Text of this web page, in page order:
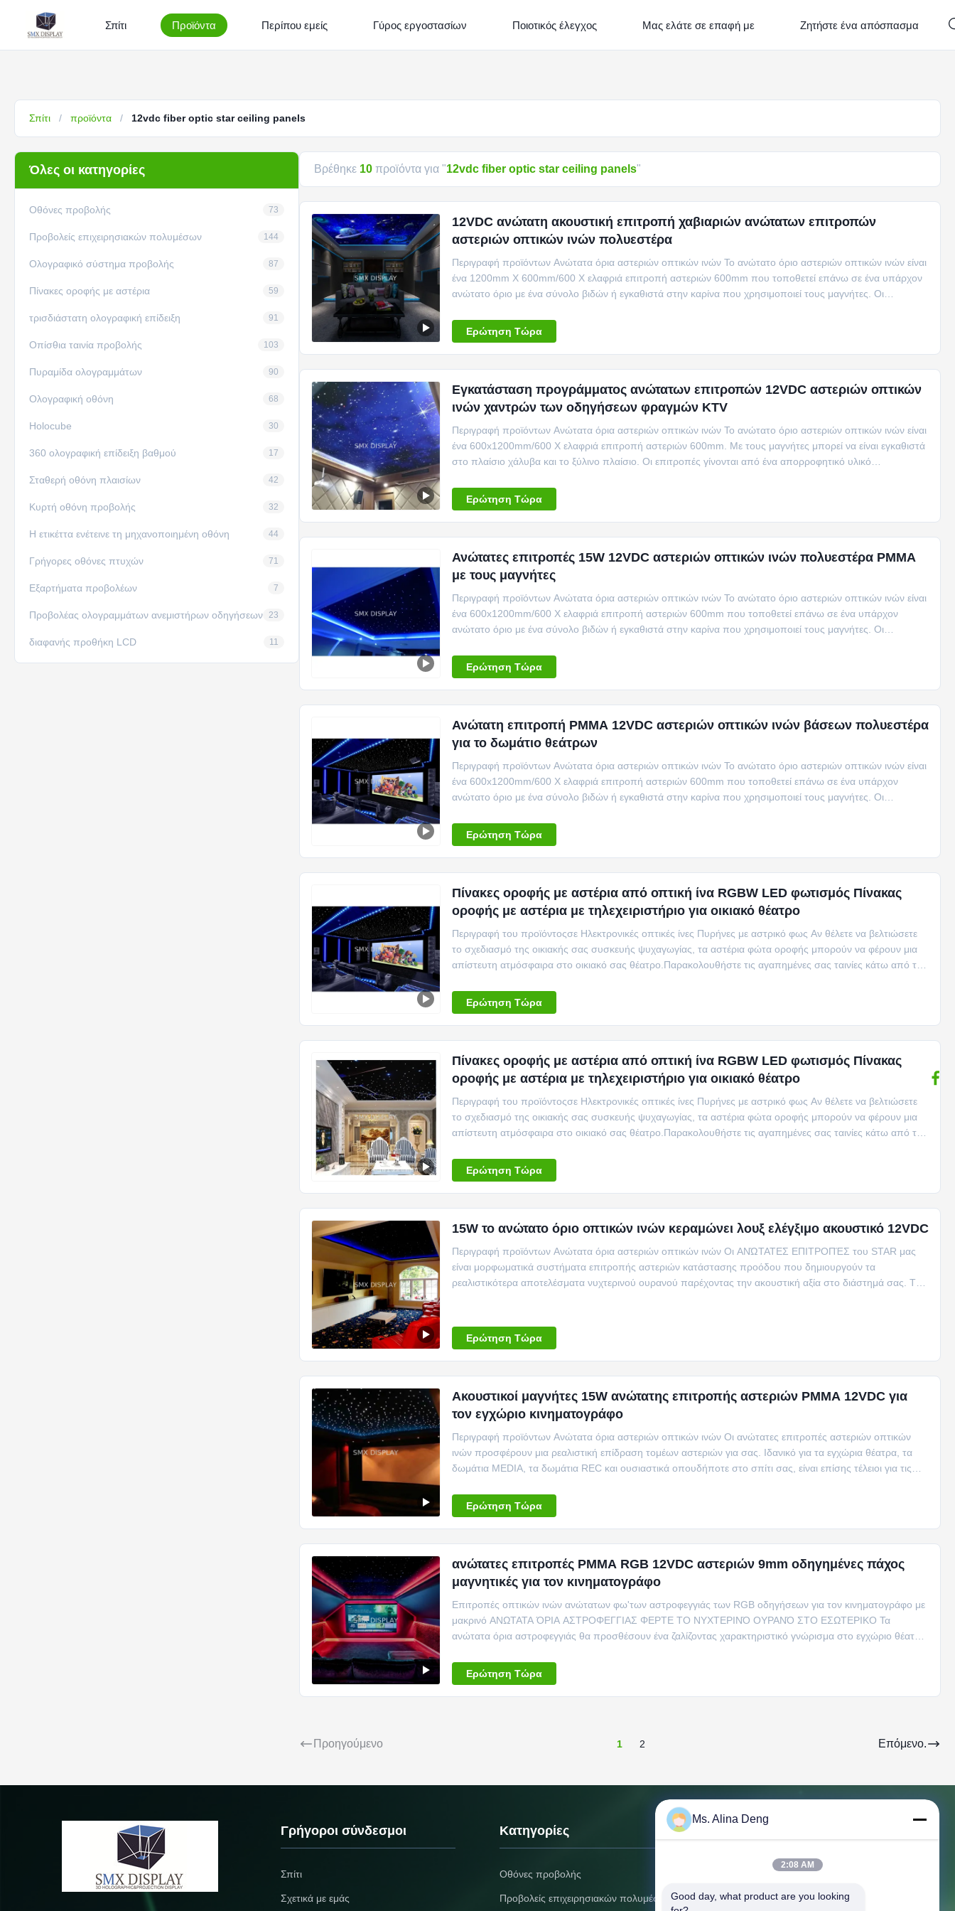
Σπίτι Προϊόντα Περίπου εμείς Γύρος εργοστασίων Ποιοτικός έλεγχος Μας ελάτε σε επαφή με Ζητήστε ένα απόσπασμα
Σπίτι / προϊόντα / 12vdc fiber optic star ceiling panels
Όλες οι κατηγορίες
Οθόνες προβολής 73
Προβολείς επιχειρησιακών πολυμέσων 144
Ολογραφικό σύστημα προβολής 87
Πίνακες οροφής με αστέρια 59
τρισδιάστατη ολογραφική επίδειξη 91
Οπίσθια ταινία προβολής 103
Πυραμίδα ολογραμμάτων 90
Ολογραφική οθόνη 68
Holocube 30
360 ολογραφική επίδειξη βαθμού 17
Σταθερή οθόνη πλαισίων 42
Κυρτή οθόνη προβολής 32
Η ετικέττα ενέτεινε τη μηχανοποιημένη οθόνη 44
Γρήγορες οθόνες πτυχών 71
Εξαρτήματα προβολέων 7
Προβολέας ολογραμμάτων ανεμιστήρων οδηγήσεων 23
διαφανής προθήκη LCD 11
Βρέθηκε 10 προϊόντα για "12vdc fiber optic star ceiling panels"
12VDC ανώτατη ακουστική επιτροπή χαβιαριών ανώτατων επιτροπών
αστεριών οπτικών ινών πολυεστέρα
Περιγραφή προϊόντων Ανώτατα όρια αστεριών οπτικών ινών Το ανώτατο όριο αστεριών οπτικών ινών είναι
ένα 1200mm Χ 600mm/600 Χ ελαφριά επιτροπή αστεριών 600mm που τοποθετεί επάνω σε ένα υπάρχον
ανώτατο όριο με ένα σύνολο βιδών ή εγκαθιστά στην καρίνα που χρησιμοποιεί τους μαγνήτες. Οι
Ερώτηση Τώρα
Εγκατάσταση προγράμματος ανώτατων επιτροπών 12VDC αστεριών οπτικών
ινών χαντρών των οδηγήσεων φραγμών KTV
Περιγραφή προϊόντων Ανώτατα όρια αστεριών οπτικών ινών Το ανώτατο όριο αστεριών οπτικών ινών είναι
ένα 600x1200mm/600 Χ ελαφριά επιτροπή αστεριών 600mm. Με τους μαγνήτες μπορεί να είναι εγκαθιστά
στο πλαίσιο χάλυβα και το ξύλινο πλαίσιο. Οι επιτροπές γίνονται από ένα απορροφητικό υλικό
Ερώτηση Τώρα
Ανώτατες επιτροπές 15W 12VDC αστεριών οπτικών ινών πολυεστέρα PMMA
με τους μαγνήτες
Περιγραφή προϊόντων Ανώτατα όρια αστεριών οπτικών ινών Το ανώτατο όριο αστεριών οπτικών ινών είναι
ένα 600x1200mm/600 Χ ελαφριά επιτροπή αστεριών 600mm που τοποθετεί επάνω σε ένα υπάρχον
ανώτατο όριο με ένα σύνολο βιδών ή εγκαθιστά στην καρίνα που χρησιμοποιεί τους μαγνήτες. Οι
Ερώτηση Τώρα
Ανώτατη επιτροπή PMMA 12VDC αστεριών οπτικών ινών βάσεων πολυεστέρα
για το δωμάτιο θεάτρων
Περιγραφή προϊόντων Ανώτατα όρια αστεριών οπτικών ινών Το ανώτατο όριο αστεριών οπτικών ινών είναι
ένα 600x1200mm/600 Χ ελαφριά επιτροπή αστεριών 600mm που τοποθετεί επάνω σε ένα υπάρχον
ανώτατο όριο με ένα σύνολο βιδών ή εγκαθιστά στην καρίνα που χρησιμοποιεί τους μαγνήτες. Οι
Ερώτηση Τώρα
Πίνακες οροφής με αστέρια από οπτική ίνα RGBW LED φωτισμός Πίνακας
οροφής με αστέρια με τηλεχειριστήριο για οικιακό θέατρο
Περιγραφή του προϊόντοςσε Ηλεκτρονικές οπτικές ίνες Πυρήνες με αστρικό φως Αν θέλετε να βελτιώσετε
το σχεδιασμό της οικιακής σας συσκευής ψυχαγωγίας, τα αστέρια φώτα οροφής μπορούν να φέρουν μια
απίστευτη ατμόσφαιρα στο οικιακό σας θέατρο.Παρακολουθήστε τις αγαπημένες σας ταινίες κάτω από τον
Ερώτηση Τώρα
Πίνακες οροφής με αστέρια από οπτική ίνα RGBW LED φωτισμός Πίνακας
οροφής με αστέρια με τηλεχειριστήριο για οικιακό θέατρο
Περιγραφή του προϊόντοςσε Ηλεκτρονικές οπτικές ίνες Πυρήνες με αστρικό φως Αν θέλετε να βελτιώσετε
το σχεδιασμό της οικιακής σας συσκευής ψυχαγωγίας, τα αστέρια φώτα οροφής μπορούν να φέρουν μια
απίστευτη ατμόσφαιρα στο οικιακό σας θέατρο.Παρακολουθήστε τις αγαπημένες σας ταινίες κάτω από τον
Ερώτηση Τώρα
15W το ανώτατο όριο οπτικών ινών κεραμώνει λουξ ελέγξιμο ακουστικό 12VDC
Περιγραφή προϊόντων Ανώτατα όρια αστεριών οπτικών ινών Οι ΑΝΏΤΑΤΕΣ ΕΠΙΤΡΟΠΈΣ του STAR μας
είναι μορφωματικά συστήματα επιτροπής αστεριών κατάστασης προόδου που δημιουργούν τα
ρεαλιστικότερα αποτελέσματα νυχτερινού ουρανού παρέχοντας την ακουστική αξία στο διάστημά σας. Το
Ερώτηση Τώρα
Ακουστικοί μαγνήτες 15W ανώτατης επιτροπής αστεριών PMMA 12VDC για
τον εγχώριο κινηματογράφο
Περιγραφή προϊόντων Ανώτατα όρια αστεριών οπτικών ινών Οι ανώτατες επιτροπές αστεριών οπτικών
ινών προσφέρουν μια ρεαλιστική επίδραση τομέων αστεριών για σας. Ιδανικό για τα εγχώρια θέατρα, τα
δωμάτια MEDIA, τα δωμάτια REC και ουσιαστικά οπουδήποτε στο σπίτι σας, είναι επίσης τέλειοι για τις
Ερώτηση Τώρα
ανώτατες επιτροπές PMMA RGB 12VDC αστεριών 9mm οδηγημένες πάχος
μαγνητικές για τον κινηματογράφο
Επιτροπές οπτικών ινών ανώτατων φω'των αστροφεγγιάς των RGB οδηγήσεων για τον κινηματογράφο με
μακρινό ΑΝΩΤΑΤΑ ΌΡΙΑ ΑΣΤΡΟΦΕΓΓΙΑΣ ΦΕΡΤΕ ΤΟ ΝΥΧΤΕΡΙΝΌ ΟΥΡΑΝΌ ΣΤΟ ΕΣΩΤΕΡΙΚΟ Τα
ανώτατα όρια αστροφεγγιάς θα προσθέσουν ένα ζαλίζοντας χαρακτηριστικό γνώρισμα στο εγχώριο θέατρό
Ερώτηση Τώρα
Προηγούμενο 1 2 Επόμενο.
Γρήγοροι σύνδεσμοι
Σπίτι
Σχετικά με εμάς
Κατηγορίες
Οθόνες προβολής
Προβολείς επιχειρησιακών πολυμέσων
210 δωμάτιο, φραγμός Δ,
Baoan, Shenzhen, Κίνα
Ms. Alina Deng
2:08 AM
Good day, what product are you looking